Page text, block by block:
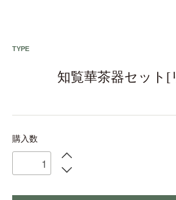
知覧華茶器セット[
購入数